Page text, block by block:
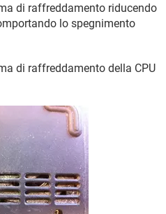
di raffreddamento riducendo
lo spegnimento
di raffreddamento della CPU